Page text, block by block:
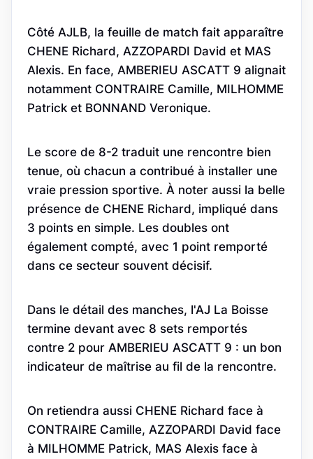
Côté AJLB, la feuille de match fait apparaître
CHENE Richard, AZZOPARDI David et MAS
Alexis. En face, AMBERIEU ASCATT 9 alignait
notamment CONTRAIRE Camille, MILHOMME
Patrick et BONNAND Veronique.
Le score de 8-2 traduit une rencontre bien
tenue, où chacun a contribué à installer une
vraie pression sportive. À noter aussi la belle
présence de CHENE Richard, impliqué dans
3 points en simple. Les doubles ont
également compté, avec 1 point remporté
dans ce secteur souvent décisif.
Dans le détail des manches, l'AJ La Boisse
termine devant avec 8 sets remportés
contre 2 pour AMBERIEU ASCATT 9 : un bon
indicateur de maîtrise au fil de la rencontre.
On retiendra aussi CHENE Richard face à
CONTRAIRE Camille, AZZOPARDI David face
à MILHOMME Patrick, MAS Alexis face à